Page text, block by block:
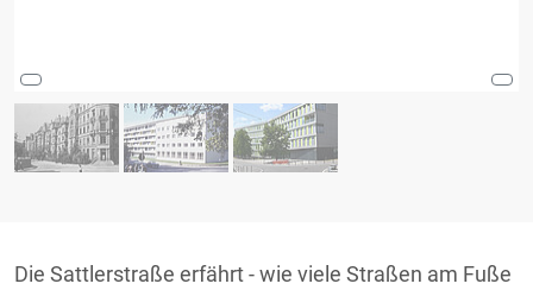
Die Sattlerstraße erfährt - wie viele Straßen am Fuße